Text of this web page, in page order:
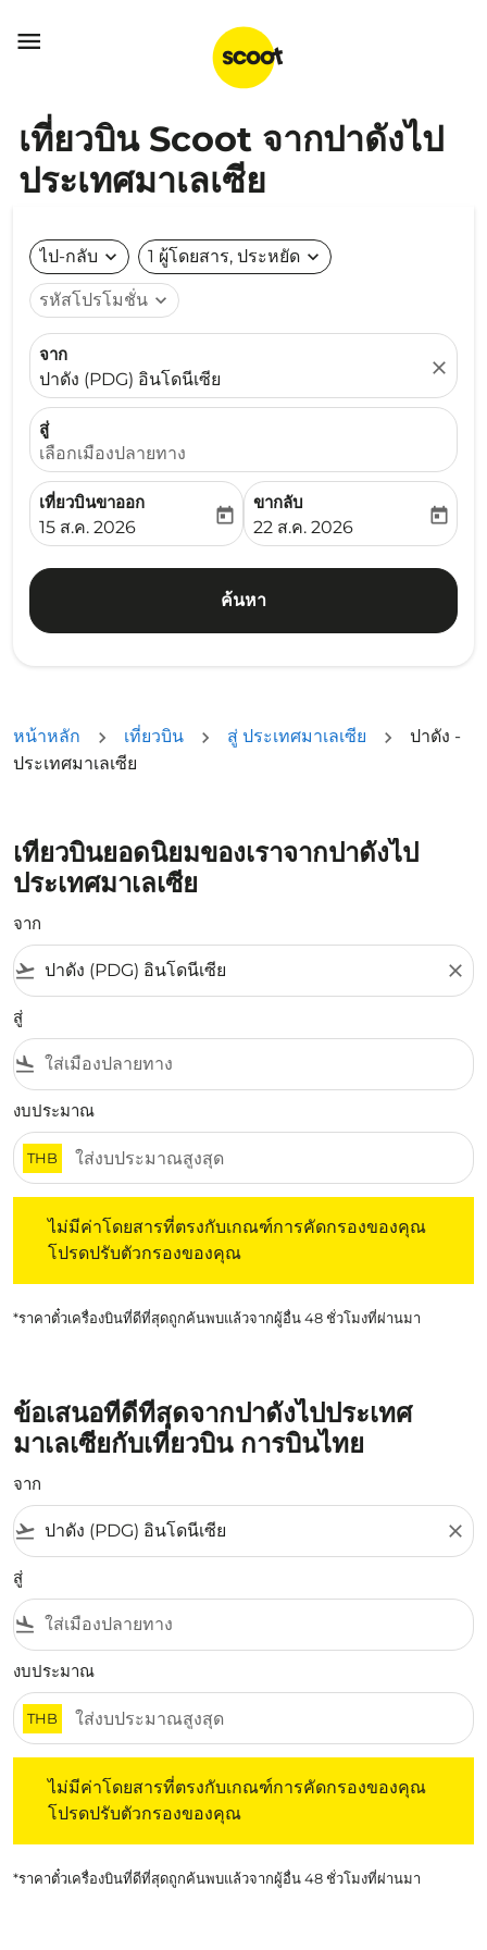

เที่ยวบิน Scoot จากปาดังไป
ประเทศมาเลเซีย
ไป-กลับ expand_more 1 ผู้โดยสาร, ประหยัด expand_more
รหัสโปรโมชั่น expand_more
จาก
ปาดัง (PDG) อินโดนีเซีย
close
สู่
เลือกเมืองปลายทาง
เที่ยวบินขาออก
fc-booking-departure-date-aria-label
15 ส.ค. 2026
today
ขากลับ
fc-booking-return-date-
22 ส.ค. 2026
today
ค้นหา
หน้าหลัก เที่ยวบิน สู่ ประเทศมาเลเซีย
ปาดัง -
ประเทศมาเลเซีย
เที่ยวบินยอดนิยมของเราจากปาดังไป
ประเทศมาเลเซีย
จาก
flight_takeoff close
สู่
flight_land
งบประมาณ
THB
ไม่มีค่าโดยสารที่ตรงกับเกณฑ์การคัดกรองของคุณ
โปรดปรับตัวกรองของคุณ
*ราคาตั๋วเครื่องบินที่ดีที่สุดถูกค้นพบแล้วจากผู้อื่น 48 ชั่วโมงที่ผ่านมา
ข้อเสนอที่ดีที่สุดจากปาดังไปประเทศ
มาเลเซียกับเที่ยวบิน การบินไทย
จาก
flight_takeoff close
สู่
flight_land
งบประมาณ
THB
ไม่มีค่าโดยสารที่ตรงกับเกณฑ์การคัดกรองของคุณ
โปรดปรับตัวกรองของคุณ
*ราคาตั๋วเครื่องบินที่ดีที่สุดถูกค้นพบแล้วจากผู้อื่น 48 ชั่วโมงที่ผ่านมา